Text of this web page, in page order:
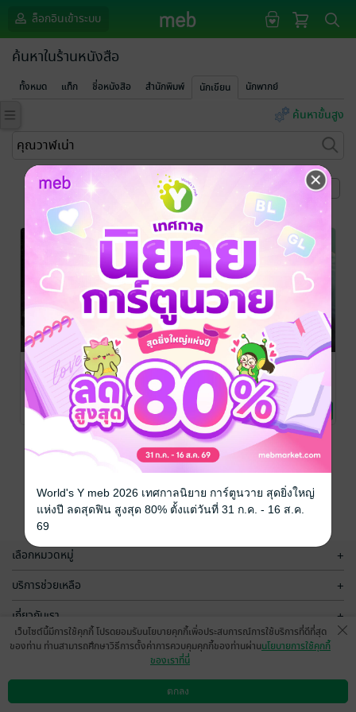
ล็อกอินเข้าระบบ
ค้นหาในร้านหนังสือ
ทั้งหมด แท็ก ชื่อหนังสือ สำนักพิมพ์ นักเขียน นักพากย์
ค้นหาขั้นสูง
หน้าที่ 1
ศตวรรษต้อง
ห้ามแห่ง
ลอนดอน
คุณวาฬเน่า
นิยายวาย Boy
Love / Yaoi
No Rating
Carter Ervin
#ดอกไม้สีเลือด
คุณวาฬเน่า
นิยายวาย Boy
Love / Yaoi
No Rating
Maxwell carter
#กลิ่นไอ
พันธนาการ
คุณวาฬเน่า
นิยายวาย Boy
Love / Yaoi
1 Rating
เลือกหมวดหมู่ +
บริการช่วยเหลือ +
เกี่ยวกับเรา +
กลุ่มธุรกิจในเครือ
ดาวน์โหลดแอป วิธีการใช้งาน ติดต่อเรา
เว็บไซต์นี้มีการใช้คุกกี้ โปรดยอมรับนโยบายคุกกี้เพื่อประสบการณ์การใช้บริการที่ดีที่สุด
ของท่าน ท่านสามารถศึกษาวิธีการตั้งค่าการควบคุมคุกกี้ของท่านผ่านนโยบายการใช้คุกกี้
ของเราที่นี่
ตกลง
World's Y meb 2026 เทศกาลนิยาย การ์ตูนวาย สุดยิ่งใหญ่
แห่งปี ลดสุดฟิน สูงสุด 80% ตั้งแต่วันที่ 31 ก.ค. - 16 ส.ค.
69